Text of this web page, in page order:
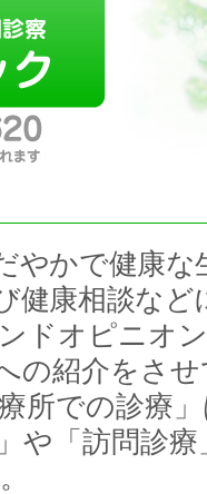
やかで健康
健康相談な
ドオピニオ
の紹介をさ
所での診療
や「訪問診